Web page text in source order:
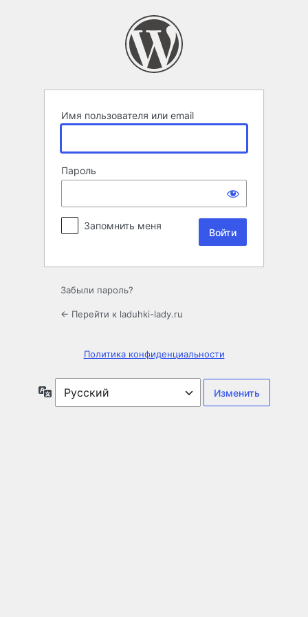
Имя пользователя или email
Пароль
Запомнить меня
Забыли пароль?
← Перейти к laduhki-lady.ru
Политика конфиденциальности
Язык